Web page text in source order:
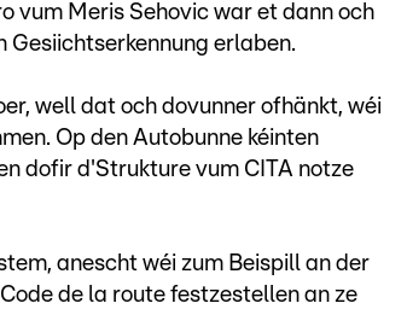
vum Meris Sehovic war et dann och
erlaben.
well dat och dovunner ofhänkt, wéi
Op den Autobunne kéinten
dofir d'Strukture vum CITA notze
anescht wéi zum Beispill an der
de la route festzestellen an ze